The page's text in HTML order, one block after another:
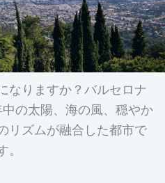
なりますか？バルセロナ
の太陽、海の風、穏やか
リズムが融合した都市で
。